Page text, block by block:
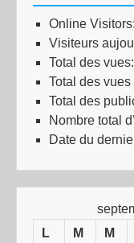
Online Visitors:
Visiteurs
Total des vues:
Total des
Total des
Nombre total
Date du
L
M M